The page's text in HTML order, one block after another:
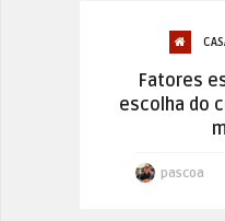
Fatores
escolha do
pascoa